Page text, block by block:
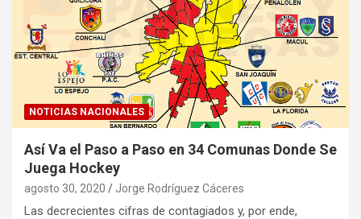
NOTICIAS NACIONALES
Así Va el Paso a Paso en 34 Comunas Donde Se
Juega Hockey
agosto 30, 2020 Jorge Rodríguez Cáceres
Las decrecientes cifras de contagiados y, por ende,